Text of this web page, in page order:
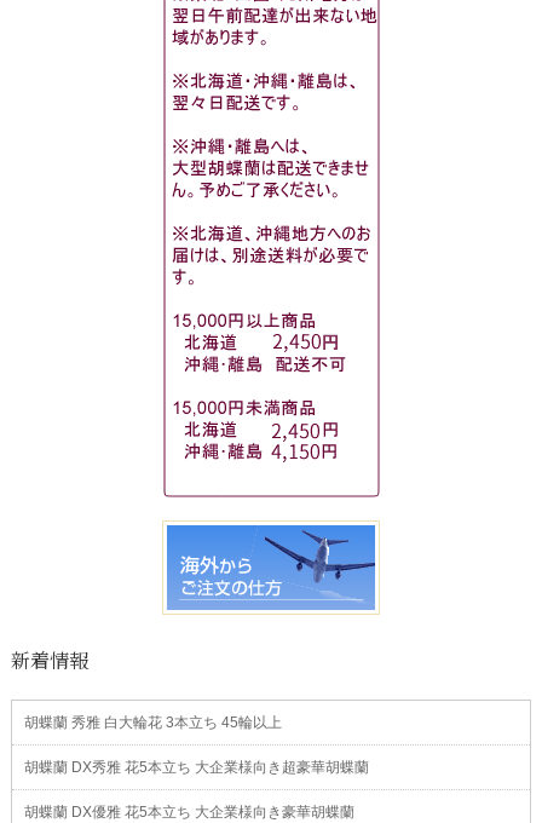
新着情報
胡蝶蘭 秀雅 白大輪花 3本立ち 45輪以上
胡蝶蘭 DX秀雅 花5本立ち 大企業様向き超豪華胡蝶蘭
胡蝶蘭 DX優雅 花5本立ち 大企業様向き豪華胡蝶蘭